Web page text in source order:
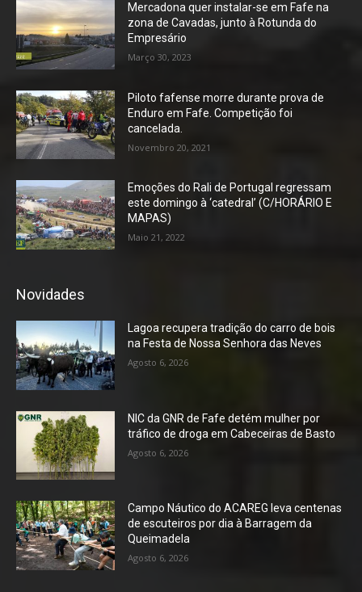
Mercadona quer instalar-se em Fafe na
zona de Cavadas, junto à Rotunda do
Empresário
Março 30, 2023
Piloto fafense morre durante prova de
Enduro em Fafe. Competição foi
cancelada.
Novembro 20, 2021
Emoções do Rali de Portugal regressam
este domingo à ‘catedral’ (C/HORÁRIO E
MAPAS)
Maio 21, 2022
Novidades
Lagoa recupera tradição do carro de bois
na Festa de Nossa Senhora das Neves
Agosto 6, 2026
NIC da GNR de Fafe detém mulher por
tráfico de droga em Cabeceiras de Basto
Agosto 6, 2026
Campo Náutico do ACAREG leva centenas
de escuteiros por dia à Barragem da
Queimadela
Agosto 6, 2026